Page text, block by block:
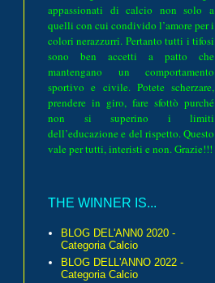
appassionati di calcio non solo a
quelli con cui condivido l’amore per i
colori nerazzurri. Pertanto tutti i tifosi
sono ben accetti a patto che
mantengano un comportamento
sportivo e civile. Potete scherzare,
prendere in giro, fare sfottò purché
non si superino i limiti
dell’educazione e del rispetto. Questo
vale per tutti, interisti e non. Grazie!!!
THE WINNER IS...
BLOG DEL'ANN0 2020 -
Categoria Calcio
BLOG DELL'ANNO 2022 -
Categoria Calcio